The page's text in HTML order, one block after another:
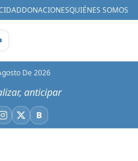
DONACIONESQUIÉNES SOMOS
De 2026
anticipar
Instagram
X BBluesky